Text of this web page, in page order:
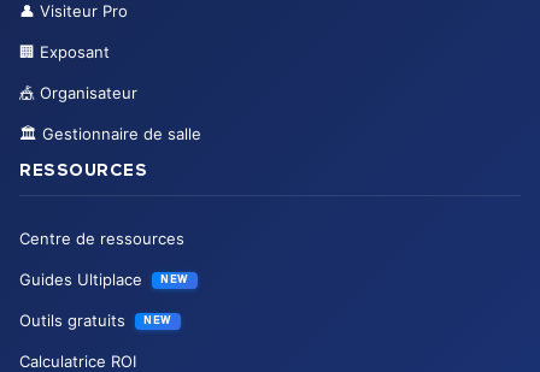
👤 Visiteur Pro
🏢 Exposant
🎪 Organisateur
🏛️ Gestionnaire de salle
RESSOURCES
Centre de ressources
Guides Ultiplace NEW
Outils gratuits NEW
Calculatrice ROI